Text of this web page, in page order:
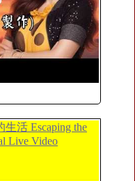
活 Escaping the
Live Video